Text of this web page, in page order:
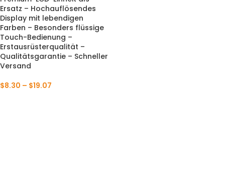
Ersatz – Hochauflösendes
Display mit lebendigen
Farben – Besonders flüssige
Touch-Bedienung –
Erstausrüsterqualität –
Qualitätsgarantie – Schneller
Versand
$8.30 – $19.07